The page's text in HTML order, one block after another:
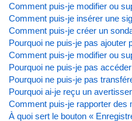
Comment puis-je modifier ou
Comment puis-je insérer une
Comment puis-je créer un
Pourquoi ne puis-je pas ajouter
Comment puis-je modifier ou
Pourquoi ne puis-je pas
Pourquoi ne puis-je pas
Pourquoi ai-je reçu un
Comment puis-je rapporter des
À quoi sert le bouton «